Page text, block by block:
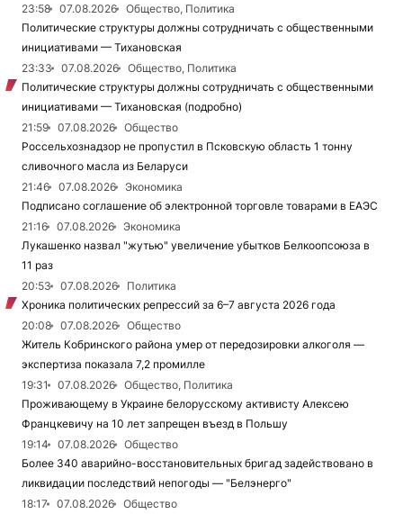
23:58 07.08.2026
Общество, Политика
Политические структуры должны сотрудничать с общественными
инициативами — Тихановская
23:33
07.08.2026
Общество, Политика
Политические структуры должны сотрудничать с общественными
инициативами — Тихановская (подробно)
21:59
07.08.2026
Общество
Россельхознадзор не пропустил в Псковскую область 1 тонну
сливочного масла из Беларуси
21:46
07.08.2026
Экономика
Подписано соглашение об электронной торговле товарами в ЕАЭС
21:16
07.08.2026
Экономика
Лукашенко назвал "жутью" увеличение убытков Белкоопсоюза в
11 раз
20:53
07.08.2026
Политика
Хроника политических репрессий за 6–7 августа 2026 года
20:08
07.08.2026
Общество
Житель Кобринского района умер от передозировки алкоголя —
экспертиза показала 7,2 промилле
19:31
07.08.2026
Общество, Политика
Проживающему в Украине белорусскому активисту Алексею
Францкевичу на 10 лет запрещен въезд в Польшу
19:14
07.08.2026
Общество
Более 340 аварийно-восстановительных бригад задействовано в
ликвидации последствий непогоды — "Белэнерго"
18:17
07.08.2026
Общество